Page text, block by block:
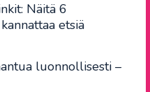
Näitä 6
etsiä
luonnollisesti –